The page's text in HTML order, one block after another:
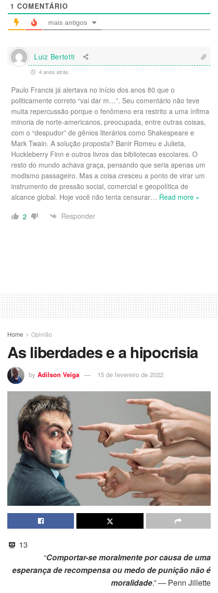
1 COMENTÁRIO
mais antigos
Luiz Bertotti
4 anos atrás
Paulo Francis já alertava no início dos anos 80 que o
politicamente correto “vai dar m…”. Seu comentário não teve
muita repercussão porque o fenômeno era restrito a uma ínfima
minoria de norte-americanos, preocupada, entre outras coisas,
com o “despudor” de gênios literários como Shakespeare e
Mark Twain. A solução proposta? Banir Romeu e Julieta,
Huckleberry Finn e outros livros das bibliotecas escolares. O
resto do mundo achava graça, pensando que seria apenas um
modismo passageiro. Mas a coisa cresceu a ponto de virar um
instrumento de pressão social, comercial e geopolítica de
alcance global. Hoje você não tenta censurar… Read more »
2
Responder
Home Opinião
As liberdades e a hipocrisia
by Adilson Veiga 15 de fevereiro de 2022
13
“Comportar-se moralmente por causa de uma
esperança de recompensa ou medo de punição não é
moralidade.” — Penn Jillette